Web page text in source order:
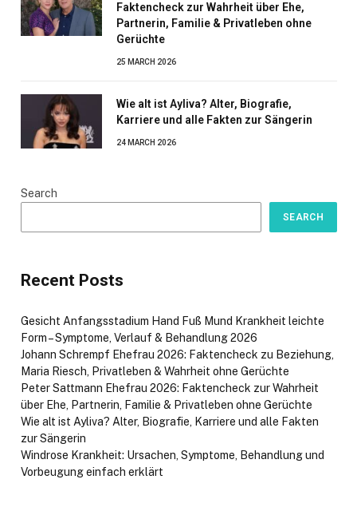
Faktencheck zur Wahrheit über Ehe,
Partnerin, Familie & Privatleben ohne
Gerüchte
25 MARCH 2026
Wie alt ist Ayliva? Alter, Biografie,
Karriere und alle Fakten zur Sängerin
24 MARCH 2026
Search
SEARCH
Recent Posts
Gesicht Anfangsstadium Hand Fuß Mund Krankheit leichte
Form – Symptome, Verlauf & Behandlung 2026
Johann Schrempf Ehefrau 2026: Faktencheck zu Beziehung,
Maria Riesch, Privatleben & Wahrheit ohne Gerüchte
Peter Sattmann Ehefrau 2026: Faktencheck zur Wahrheit
über Ehe, Partnerin, Familie & Privatleben ohne Gerüchte
Wie alt ist Ayliva? Alter, Biografie, Karriere und alle Fakten
zur Sängerin
Windrose Krankheit: Ursachen, Symptome, Behandlung und
Vorbeugung einfach erklärt